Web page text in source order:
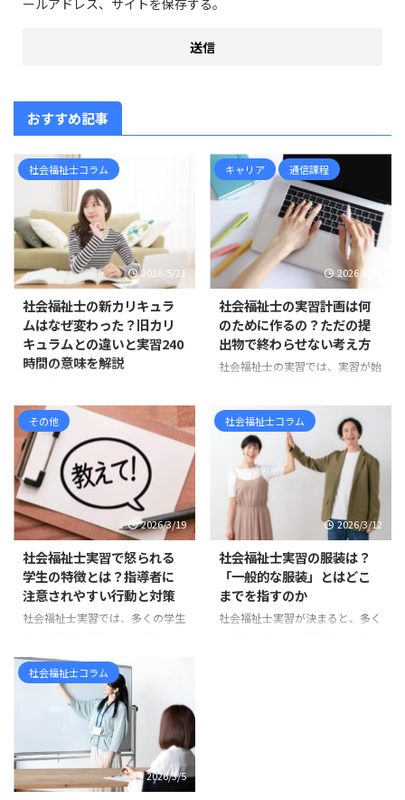
ールアドレス、サイトを保存する。
おすすめ記事
社会福祉士コラム
2026/5/21
社会福祉士の新カリキュラ
ムはなぜ変わった？旧カリ
キュラムとの違いと実習240
時間の意味を解説
すでに現在の標準です 社会福祉
士を目指して情報収集をしている
と、 「新カリキュラム」「旧カ
リキュラム」「相談援助実習」
「ソーシャルワーク実習」「実習
180時間」「実習240時間」 とい
った言葉が出てきて、混乱してし
まう方も多いのではないでしょう
か。 まず整理しておくと、社会
福祉士の新カリキュラムは、令和
3年度、つまり2021年度入学者か
ら順次導入されています。 ま
た、国家試験については、令和6
れた第37回社会福祉士国家試験
から、新しい試験科目が ...
キャリア 通信課程
2026/4/28
社会福祉士の実習計画は何
のために作るの？ただの提
出物で終わらせない考え方
社会福祉士の実習では、実習が始
す。 しかし、実習計画について、
「学校のカリキュラムに入ってい
るから作るもの」「とりあえず提
出しなければならないもの」「何
を書けばよいのか分からないけれ
ど、形だけ整えるもの」 と感じ
ている方も多いのではないでしょ
うか。 たしかに、実習計画は学
つです。そのため、どうして
も“課題”や“提出物”として捉えら
れがちです。 しかし実際には、
実習計画には思っている以上に大
その他
2026/3/19
社会福祉士実習で怒られる
学生の特徴とは？指導者に
注意されやすい行動と対策
社会福祉士実習では、多くの学生
う」と不安に感じます。 実際、
実習中に指導を受ける場面は少な
くありません。しかし、その多く
は能力の問題ではなく、基本的な
姿勢やマナーに関するものです。
実習先の職員は、学生を厳しく指
導したいわけではありません。む
しろ「福祉職として大切な姿勢」
社会福祉士コラム
2026/3/12
社会福祉士実習の服装は？
「一般的な服装」とはどこ
までを指すのか
社会福祉士実習が決まると、多く
社会福祉士コラム
2026/3/5